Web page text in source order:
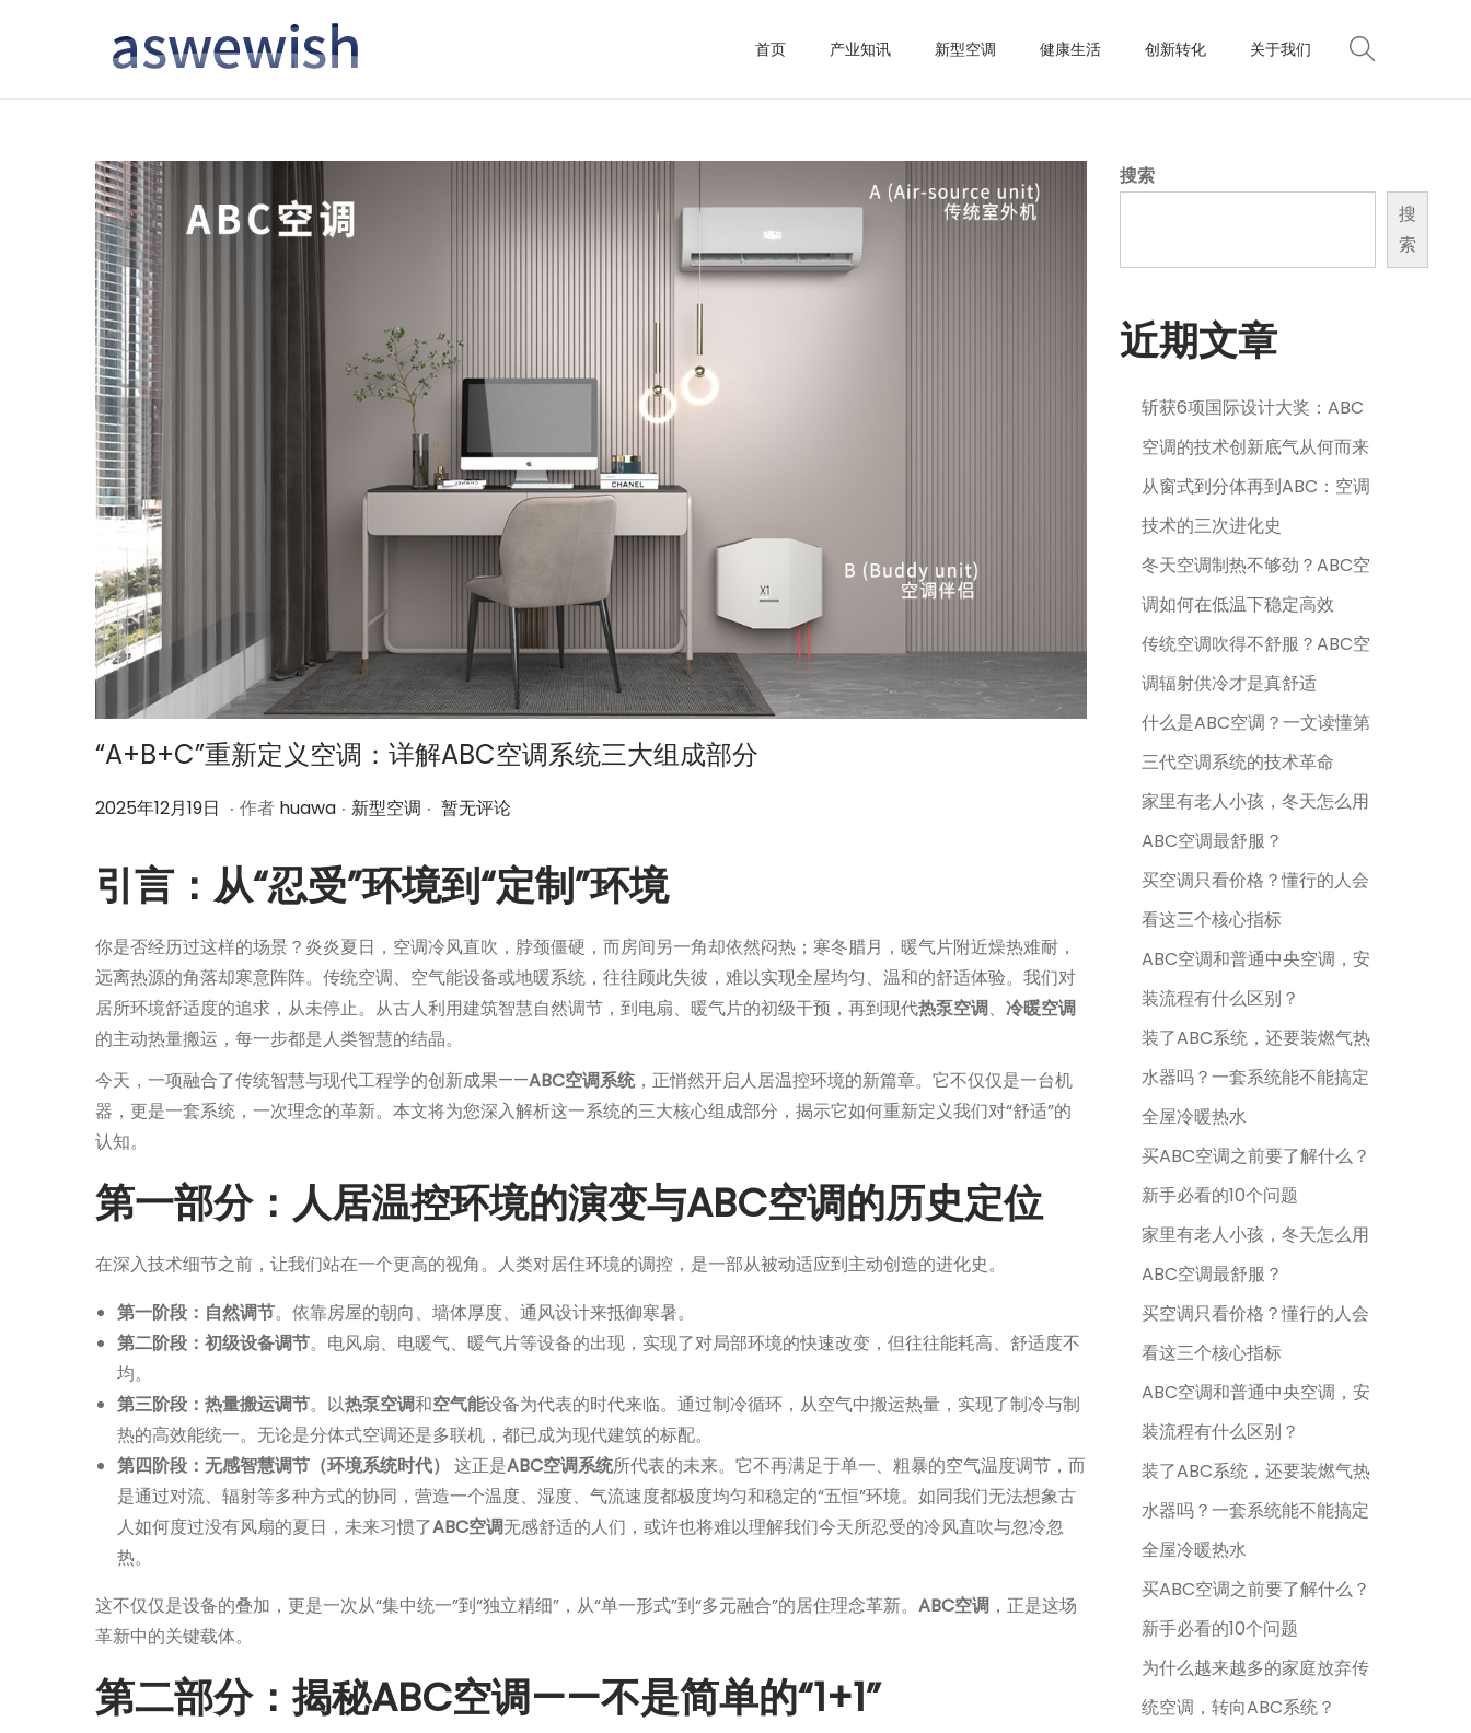
首页 产业知讯 新型空调 健康生活 创新转化 关于我们
“A+B+C”重新定义空调：详解ABC空调系统三大组成部分
作
2025年12月19日 2
2
5
1
2
月
1
9
日
. 作者 huawa . 作
新型空调 . 暂无评论
引言：从“忍受”环境到“定制”环境
你是否经历过这样的场景？炎炎夏日，空调冷风直吹，脖颈僵硬，而房间另一角却依然闷热；寒冬腊月，暖气片附近燥热难耐，
远离热源的角落却寒意阵阵。传统空调、空气能设备或地暖系统，往往顾此失彼，难以实现全屋均匀、温和的舒适体验。我们对
居所环境舒适度的追求，从未停止。从古人利用建筑智慧自然调节，到电扇、暖气片的初级干预，再到现代热泵空调、 冷暖空调
的主动热量搬运，每一步都是人类智慧的结晶。
今天，一项融合了传统智慧与现代工程学的创新成果——ABC空调系统，正悄然开启人居温控环境的新篇章。它不仅仅是一台机
器，更是一套系统，一次理念的革新。本文将为您深入解析这一系统的三大核心组成部分，揭示它如何重新定义我们对“舒适”的
认知。
第一部分：人居温控环境的演变与ABC空调的历史定位
在深入技术细节之前，让我们站在一个更高的视角。人类对居住环境的调控，是一部从被动适应到主动创造的进化史。
第一阶段：自然调节。依靠房屋的朝向、墙体厚度、通风设计来抵御寒暑。
第二阶段：初级设备调节。电风扇、电暖气、暖气片等设备的出现，实现了对局部环境的快速改变，但往往能耗高、舒适度不
均。
第三阶段：热量搬运调节。以热泵空调和空气能设备为代表的时代来临。通过制冷循环，从空气中搬运热量，实现了制冷与制
热的高效能统一。无论是分体式空调还是多联机，都已成为现代建筑的标配。
第四阶段：无感智慧调节（环境系统时代） 这正是ABC空调系统所代表的未来。它不再满足于单一、粗暴的空气温度调节，而
是通过对流、辐射等多种方式的协同，营造一个温度、湿度、气流速度都极度均匀和稳定的“五恒”环境。如同我们无法想象古
人如何度过没有风扇的夏日，未来习惯了ABC空调无感舒适的人们，或许也将难以理解我们今天所忍受的冷风直吹与忽冷忽
热。
这不仅仅是设备的叠加，更是一次从“集中统一”到“独立精细”，从“单一形式”到“多元融合”的居住理念革新。 ABC空调 ，正是这场
革新中的关键载体。
第二部分：揭秘ABC空调——不是简单的“1+1”
搜索
搜
索
近期文章
斩获6项国际设计大奖：ABC
空调的技术创新底气从何而来
从窗式到分体再到ABC：空调
技术的三次进化史
冬天空调制热不够劲？ABC空
调如何在低温下稳定高效
传统空调吹得不舒服？ABC空
调辐射供冷才是真舒适
什么是ABC空调？一文读懂第
三代空调系统的技术革命
家里有老人小孩，冬天怎么用
ABC空调最舒服？
买空调只看价格？懂行的人会
看这三个核心指标
ABC空调和普通中央空调，安
装流程有什么区别？
装了ABC系统，还要装燃气热
水器吗？一套系统能不能搞定
全屋冷暖热水
买ABC空调之前要了解什么？
新手必看的10个问题
家里有老人小孩，冬天怎么用
ABC空调最舒服？
买空调只看价格？懂行的人会
看这三个核心指标
ABC空调和普通中央空调，安
装流程有什么区别？
装了ABC系统，还要装燃气热
水器吗？一套系统能不能搞定
全屋冷暖热水
买ABC空调之前要了解什么？
新手必看的10个问题
为什么越来越多的家庭放弃传
统空调，转向ABC系统？